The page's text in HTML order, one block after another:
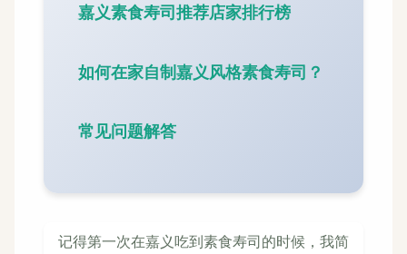
嘉义素食寿司推荐店家排行榜
如何在家自制嘉义风格素食寿司？
常见问题解答
记得第一次在嘉义吃到素食寿司的时候，我简